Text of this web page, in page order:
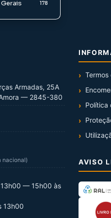
178
Armadas, 25A
— 2845-380
nacional)
13h00 — 15h00 às
13h00
Termos
Política
AVISO